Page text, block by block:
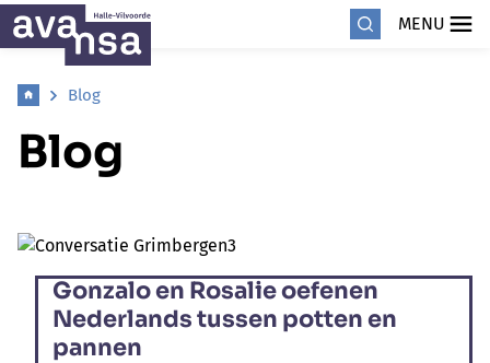
MENU
Blog
Blog
Gonzalo en Rosalie oefenen
Nederlands tussen potten en
pannen